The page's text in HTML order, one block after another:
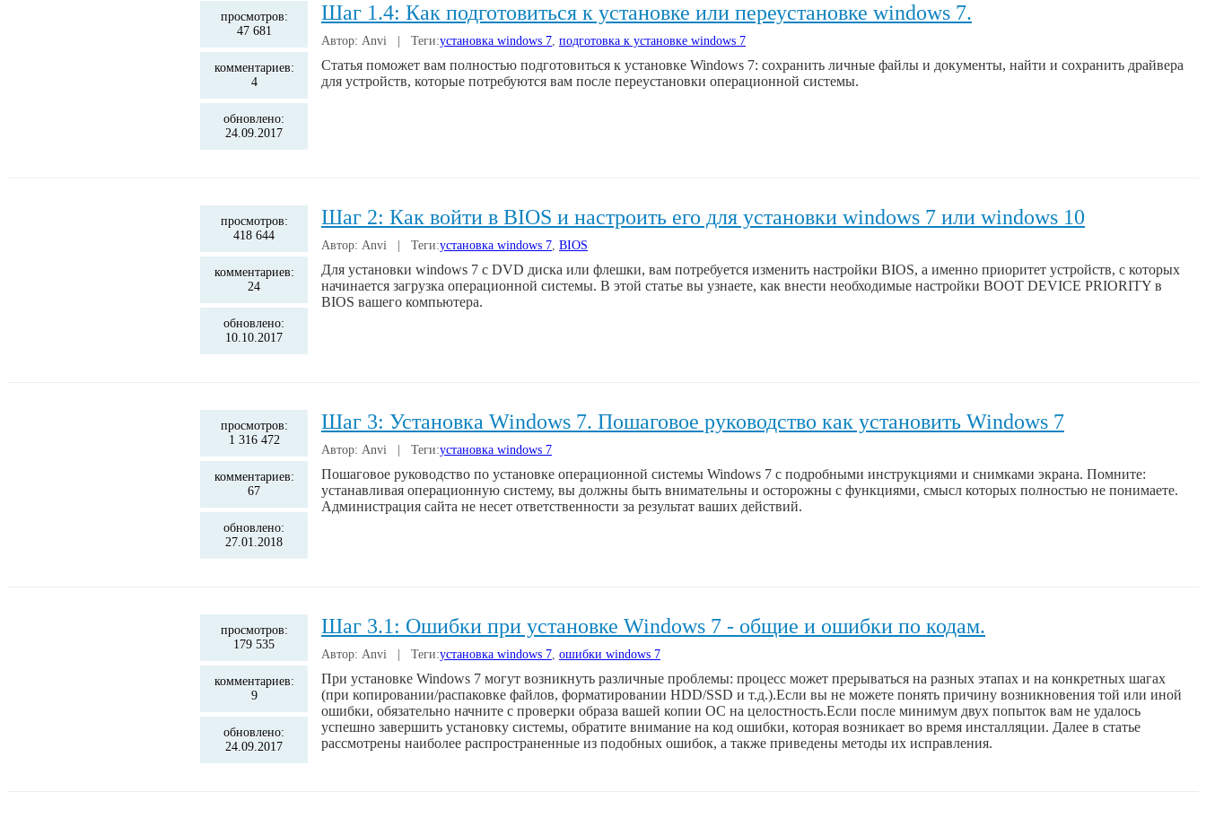
просмотров:
47 681
комментариев:
4
обновлено:
24.09.2017
Шаг 1.4: Как подготовиться к установке или переустановке windows 7.
Автор: Anvi | Теги:установка windows 7, подготовка к установке windows 7
Статья поможет вам полностью подготовиться к установке Windows 7: сохранить личные файлы и документы, найти и сохранить драйвера
для устройств, которые потребуются вам после переустановки операционной системы.
просмотров:
418 644
комментариев:
24
обновлено:
10.10.2017
Шаг 2: Как войти в BIOS и настроить его для установки windows 7 или windows 10
Автор: Anvi | Теги:установка windows 7, BIOS
Для установки windows 7 с DVD диска или флешки, вам потребуется изменить настройки BIOS, а именно приоритет устройств, с которых
начинается загрузка операционной системы. В этой статье вы узнаете, как внести необходимые настройки BOOT DEVICE PRIORITY в
BIOS вашего компьютера.
просмотров:
1 316 472
комментариев:
67
обновлено:
27.01.2018
Шаг 3: Установка Windows 7. Пошаговое руководство как установить Windows 7
Автор: Anvi | Теги:установка windows 7
Пошаговое руководство по установке операционной системы Windows 7 с подробными инструкциями и снимками экрана. Помните:
устанавливая операционную систему, вы должны быть внимательны и осторожны с функциями, смысл которых полностью не понимаете.
Администрация сайта не несет ответственности за результат ваших действий.
просмотров:
179 535
комментариев:
9
обновлено:
24.09.2017
Шаг 3.1: Ошибки при установке Windows 7 - общие и ошибки по кодам.
Автор: Anvi | Теги:установка windows 7, ошибки windows 7
При установке Windows 7 могут возникнуть различные проблемы: процесс может прерываться на разных этапах и на конкретных шагах
(при копировании/распаковке файлов, форматировании HDD/SSD и т.д.).Если вы не можете понять причину возникновения той или иной
ошибки, обязательно начните с проверки образа вашей копии ОС на целостность.Если после минимум двух попыток вам не удалось
успешно завершить установку системы, обратите внимание на код ошибки, которая возникает во время инсталляции. Далее в статье
рассмотрены наиболее распространенные из подобных ошибок, а также приведены методы их исправления.